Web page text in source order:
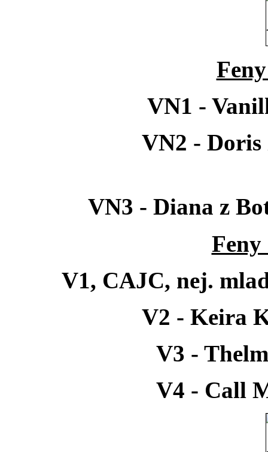
VN1 -
VN2 -
VN3 - Diana z
V1, CAJC, nej.
V2 - Keira
V3 -
V4 - Call